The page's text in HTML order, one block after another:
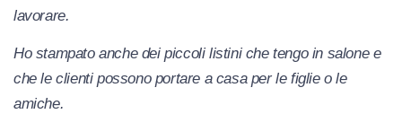
lavorare.
Ho stampato anche dei piccoli listini che tengo in salone e
che le clienti possono portare a casa per le figlie o le
amiche.